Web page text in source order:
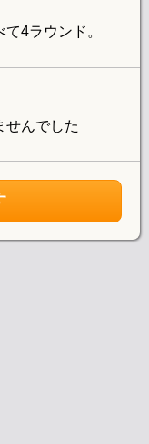
4ラウンド。
せんでした